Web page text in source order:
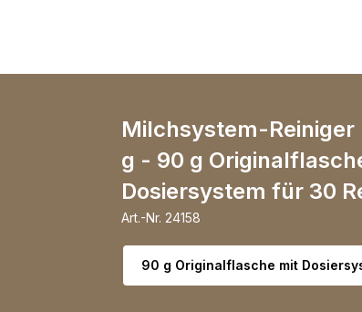
Variante wählen
Milchsystem-Reiniger
g - 90 g
Dosiersystem für 30
Art.-Nr. 24158